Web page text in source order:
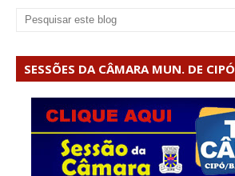
SESSÕES DA CÂMARA MUN. DE CIPÓ